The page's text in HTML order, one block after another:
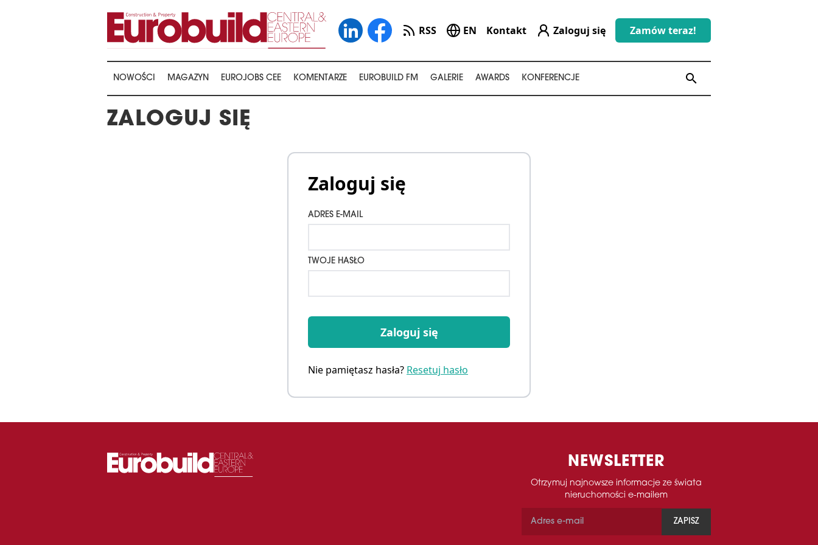
RSS EN Kontakt Zaloguj się Zamów teraz!
NOWOŚCI MAGAZYN EUROJOBS CEE KOMENTARZE EUROBUILD FM GALERIE AWARDS KONFERENCJE search
ZALOGUJ SIĘ
Zaloguj się
ADRES E-MAIL
TWOJE HASŁO
Zaloguj się
Nie pamiętasz hasła? Resetuj hasło
NEWSLETTER
Otrzymuj najnowsze informacje ze świata
nieruchomości e-mailem
ZAPISZ